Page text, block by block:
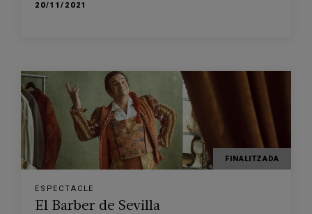
20/11/2021
FINALITZADA
ESPECTACLE
El Barber de Sevilla